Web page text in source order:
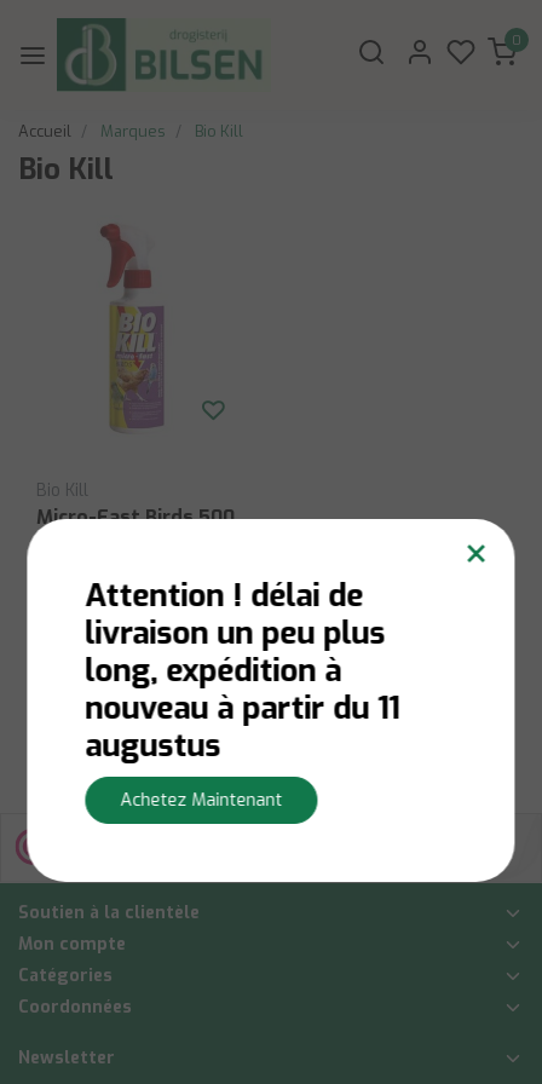
0
Accueil Marques Bio Kill
Bio Kill
Bio Kill
Micro-Fast Birds 500
Niet op voorraad:
Contactez-nous pour la
disponibilité du stock
Afficher
Soutien à la clientèle
Mon compte
Catégories
Coordonnées
Newsletter
×
Attention ! délai de
livraison un peu plus
long, expédition à
nouveau à partir du 11
augustus
Achetez Maintenant